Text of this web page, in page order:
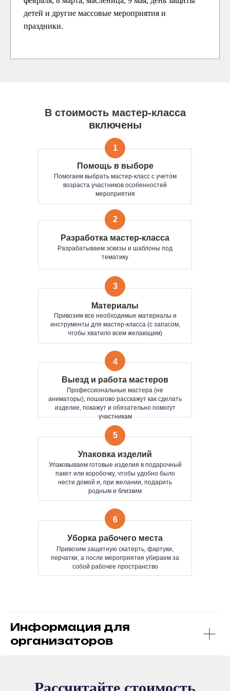
детей и другие массовые мероприятия и
праздники.
Помощь в выборе
В стоимость мастер-класса
включены
Помогаем выбрать мастер-класс с учетом
возраста участников особенностей
мероприятия
1
Разработка мастер-класса
Разрабатываем эскизы и шаблоны под
тематику
2
Материалы
Привозим все необходимые материалы и
инструменты для мастер-класса (с запасом,
чтобы хватило всем желающим)
3
Выезд и работа мастеров
Профессиональные мастера (не
аниматоры), пошагово расскажут как сделать
изделие, покажут и обязательно помогут
участникам
4
Упаковка изделий
Упаковываем готовые изделия в подарочный
пакет или коробочку, чтобы удобно было
нести домой и, при желании, подарить
родным и близким
5
Уборка рабочего места
Привозим защитную скатерть, фартуки,
перчатки, а после мероприятия убираем за
собой рабочее пространство
6
Информация для
организаторов
ПРОВЕДЕНИЯ
МАСТЕР-КЛАССА
ВОЗМОЖНЫЕ ФОРМАТЫ
Групповой Интерактивный
ИНТЕРАКТИВНЫЙ
ФОРМАТ — ЭТО
ИНТЕРАКТИВНАЯ
ТВОРЧЕСКАЯ ЗОНА, ГДЕ
УЧАСТИЕ ПРОИСХОДИТ
ПОСЕЩЕНИЯ.
Рассчитывается индивидуально по
запросу, в зависимости от
продолжительности и количества
участников мероприятия
Время изготовления одного изделия
Количество часов работы и
количество участников не
ГРУППОВОЙ ФОРМАТ
Тот самый формат, где участвуют все —
одновременно. Когда хочется не просто
активности, аобщего драйва, эмоций и
единства.
Мастер-класс пройдет одинаково ярко для
От камерной встречи до большого
фестиваля — умеем всё.
Формат подходит:
— как основа всего мероприятия
— или как классное дополнение к основной
от 1 до 3 часов —
зависит от формата мастер-класса и ваших